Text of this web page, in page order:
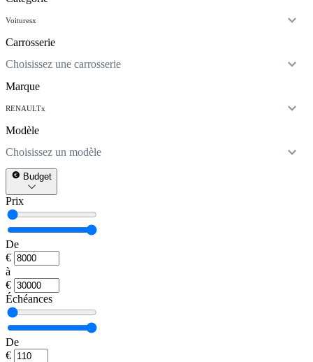
Voituresx
Carrosserie
Choisissez une carrosserie
Marque
RENAULTx
Modèle
Choisissez un modèle
Budget
Prix
De
€
à
€
Échéances
De
€